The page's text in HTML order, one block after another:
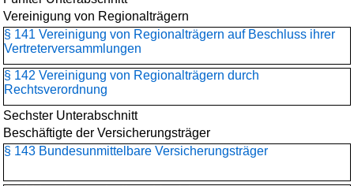
Vereinigung von Regionalträgern
§ 141 Vereinigung von Regionalträgern auf Beschluss ihrer
Vertreterversammlungen
§ 142 Vereinigung von Regionalträgern durch
Rechtsverordnung
Sechster Unterabschnitt
Beschäftigte der Versicherungsträger
§ 143 Bundesunmittelbare Versicherungsträger